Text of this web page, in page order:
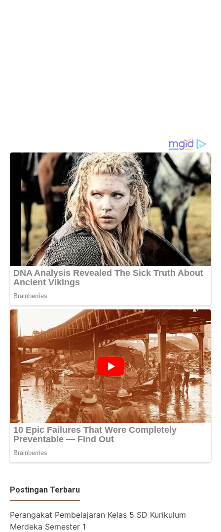
Postingan Terbaru
Perangakat Pembelajaran Kelas 5 SD Kurikulum
Merdeka Semester 1